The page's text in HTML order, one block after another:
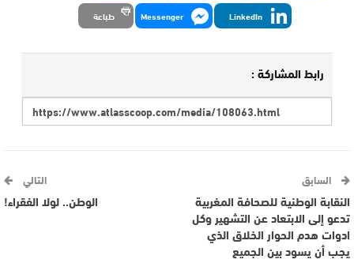
LinkedIn
Messenger طباعة
رابط المشاركة :
السابق
النقابة الوطنية للصحافة المغربية
تدعو إلى الابتعاد عن التشهير وكل
ادوات هدم الحوار الخلاق الذي
يجب أن يسود بين الجميع
التالي
الوطن.. لولا الفقراء!